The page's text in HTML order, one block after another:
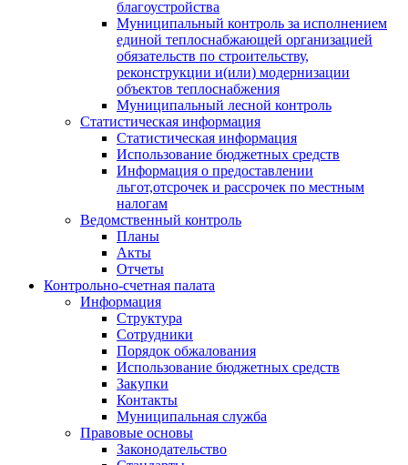
благоустройства
Муниципальный контроль за исполнением
единой теплоснабжающей организацией
обязательств по строительству,
реконструкции и(или) модернизации
объектов теплоснабжения
Муниципальный лесной контроль
Статистическая информация
Статистическая информация
Использование бюджетных средств
Информация о предоставлении
льгот,отсрочек и рассрочек по местным
налогам
Ведомственный контроль
Планы
Акты
Отчеты
Контрольно-счетная палата
Информация
Структура
Сотрудники
Порядок обжалования
Использование бюджетных средств
Закупки
Контакты
Муниципальная служба
Правовые основы
Законодательство